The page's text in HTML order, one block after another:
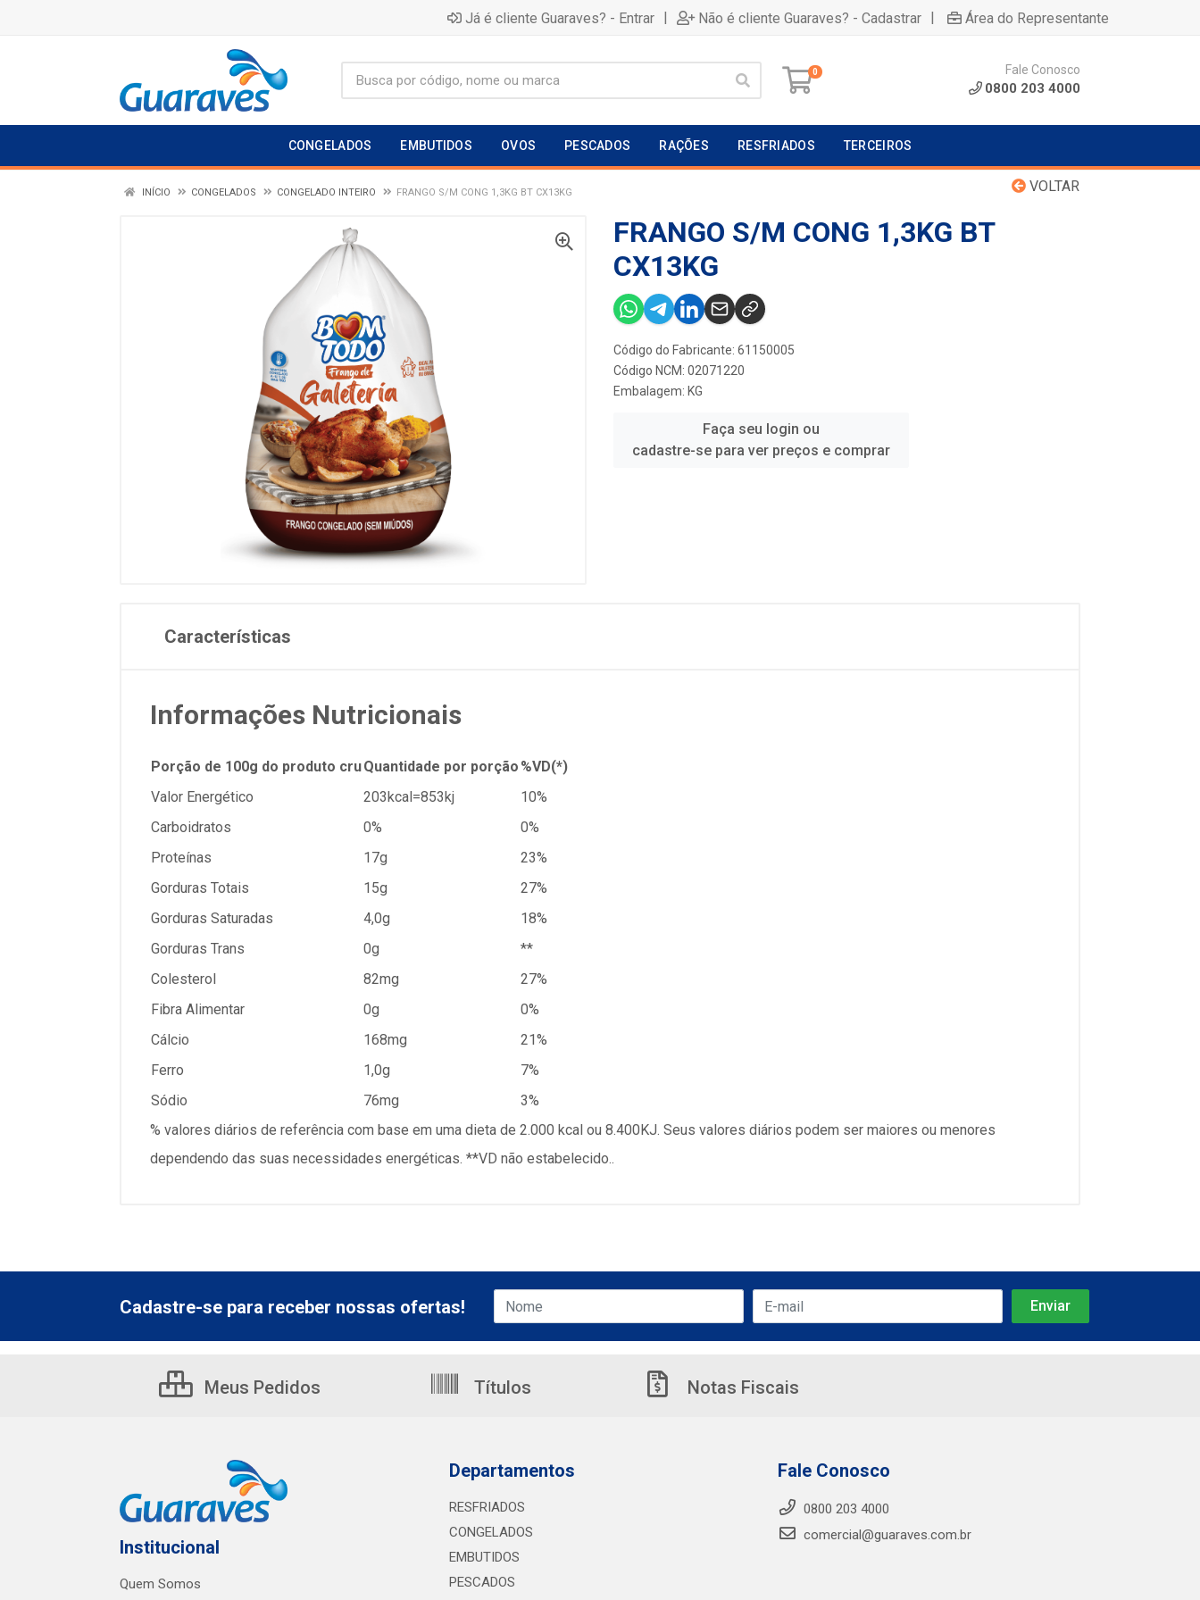
Já é cliente Guaraves? - Entrar | Não é cliente Guaraves? - Cadastrar | Área do Representante
0 Fale Conosco
0800 203 4000
CONGELADOS EMBUTIDOS OVOS PESCADOS RAÇÕES RESFRIADOS TERCEIROS
VOLTAR
INÍCIO CONGELADOS CONGELADO INTEIRO FRANGO S/M CONG 1,3KG BT CX13KG
FRANGO S/M CONG 1,3KG BT
CX13KG
Código do Fabricante: 61150005
Código NCM: 02071220
Embalagem: KG
Faça seu login ou
cadastre-se para ver preços e comprar
Características
Informações Nutricionais
Porção de 100g do produto cruQuantidade por porção %VD(*)
Valor Energético
203kcal=853kj
10%
Carboidratos
0%
0%
Proteínas
17g
23%
Gorduras Totais
15g
27%
Gorduras Saturadas
4,0g
18%
Gorduras Trans
0g
**
Colesterol
82mg
27%
Fibra Alimentar
0g
0%
Cálcio
168mg
21%
Ferro
1,0g
7%
Sódio
76mg
3%
% valores diários de referência com base em uma dieta de 2.000 kcal ou 8.400KJ. Seus valores diários podem ser maiores ou menores
dependendo das suas necessidades energéticas. **VD não estabelecido..
Cadastre-se para receber nossas ofertas!
Meus Pedidos Títulos Notas Fiscais
Institucional
Quem Somos
Departamentos
RESFRIADOS
CONGELADOS
EMBUTIDOS
PESCADOS
Fale Conosco
0800 203 4000
comercial@guaraves.com.br